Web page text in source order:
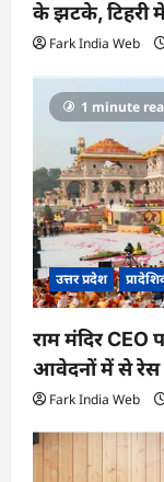
के झटके, टिहरी में
Fark India Web
1 minute
उत्तर प्रदेश
राम मंदिर
आवेदनों में से रेस
Fark India Web